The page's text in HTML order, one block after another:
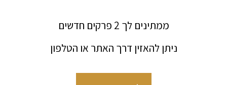
ממתינים לך 2 פרקים חדשים
ניתן להאזין דרך האתר או הטלפון